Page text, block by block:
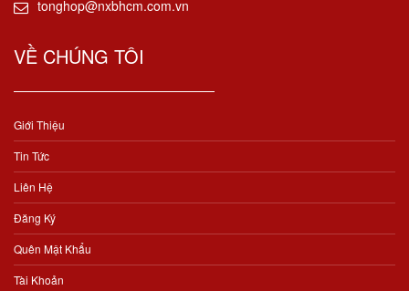
tonghop@nxbhcm.com.vn
VỀ CHÚNG TÔI
Giới Thiệu
Tin Tức
Liên Hệ
Đăng Ký
Quên Mật Khẩu
Tài Khoản